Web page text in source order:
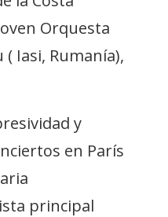
Orquesta
Iasi, Rumanía),
y
en París
principal